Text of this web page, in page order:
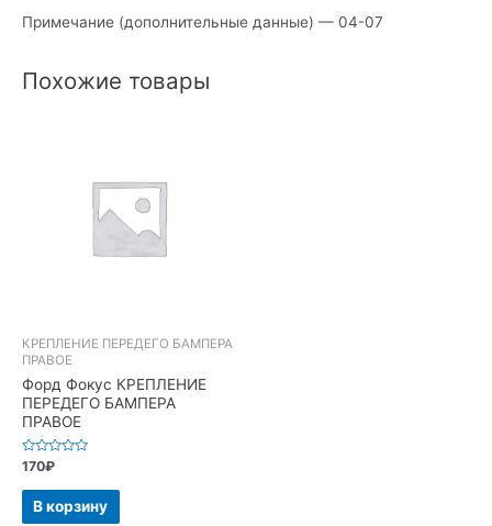
Примечание (дополнительные данные) — 04-07
Похожие товары
КРЕПЛЕНИЕ ПЕРЕДЕГО БАМПЕРА
ПРАВОЕ
Форд Фокус КРЕПЛЕНИЕ
ПЕРЕДЕГО БАМПЕРА
ПРАВОЕ
Оценка
из
170₽
В корзину